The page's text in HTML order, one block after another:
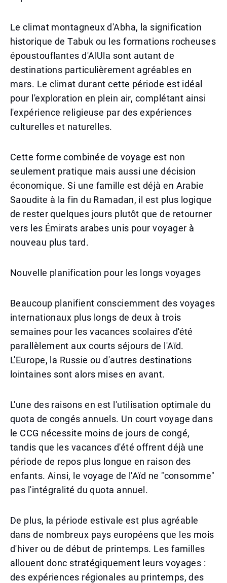
Le climat montagneux d'Abha, la signification
historique de Tabuk ou les formations rocheuses
époustouflantes d'AlUla sont autant de
destinations particulièrement agréables en
mars. Le climat durant cette période est idéal
pour l'exploration en plein air, complétant ainsi
l'expérience religieuse par des expériences
culturelles et naturelles.
Cette forme combinée de voyage est non
seulement pratique mais aussi une décision
économique. Si une famille est déjà en Arabie
Saoudite à la fin du Ramadan, il est plus logique
de rester quelques jours plutôt que de retourner
vers les Émirats arabes unis pour voyager à
nouveau plus tard.
Nouvelle planification pour les longs voyages
Beaucoup planifient consciemment des voyages
internationaux plus longs de deux à trois
semaines pour les vacances scolaires d'été
parallèlement aux courts séjours de l'Aïd.
L'Europe, la Russie ou d'autres destinations
lointaines sont alors mises en avant.
L'une des raisons en est l'utilisation optimale du
quota de congés annuels. Un court voyage dans
le CCG nécessite moins de jours de congé,
tandis que les vacances d'été offrent déjà une
période de repos plus longue en raison des
enfants. Ainsi, le voyage de l'Aïd ne "consomme"
pas l'intégralité du quota annuel.
De plus, la période estivale est plus agréable
dans de nombreux pays européens que les mois
d'hiver ou de début de printemps. Les familles
allouent donc stratégiquement leurs voyages :
des expériences régionales au printemps, des